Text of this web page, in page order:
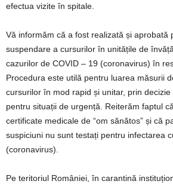
efectua vizite în spitale.
Vă informăm că a fost realizată și aprobată
suspendare a cursurilor în unitățile de
cazurilor de COVID – 19 (coronavirus) în
Procedura este utilă pentru luarea măsurii
cursurilor în mod rapid și unitar, prin
pentru situații de urgență. Reiterăm faptul
certificate medicale de “om sănătos” și că
suspiciuni nu sunt testați pentru infectarea
(coronavirus).
Pe teritoriul României, în carantină